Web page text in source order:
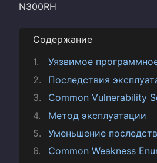
N300RH
Содержание
Уязвимое
Последствия
Common Vulnerability
Метод эксплуатации
Уменьшение
Common Weakness